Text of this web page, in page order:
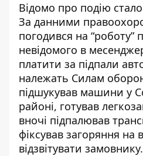
Відомо про подію
За данними
погодився на “роботу”
невідомого в
платити за підпали
належать Силам
підшукував машини у
районі, готував
вночі підпалював
фіксував загоряння на
відзвітувати замовнику.